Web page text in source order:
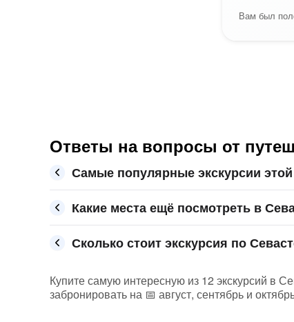
Вам был
Ответы на вопросы от
Самые популярные экскурсии
Какие места ещё посмотреть в
Сколько стоит экскурсия по
Купите самую интересную из 12 экскурсий в
забронировать на 📅 август, сентябрь и